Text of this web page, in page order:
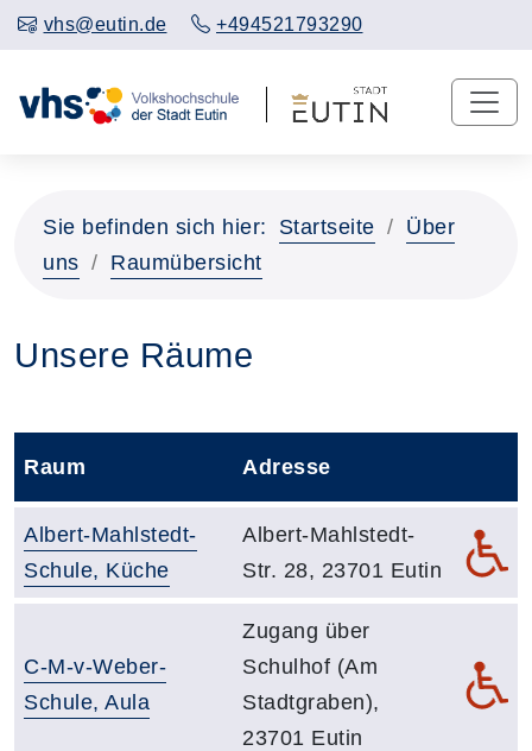
vhs@eutin.de +494521793290
Sie befinden sich hier: Startseite
Über
uns
Raumübersicht
Unsere Räume
Raum Adresse
Raumbezeichnung:
Albert-Mahlstedt-
Schule, Küche
Adresse:
Albert-Mahlstedt-
Str. 28, 23701 Eutin
Raumbezeichnung:
C-M-v-Weber-
Schule, Aula
Adresse:
Zugang über
Schulhof (Am
Stadtgraben),
23701 Eutin